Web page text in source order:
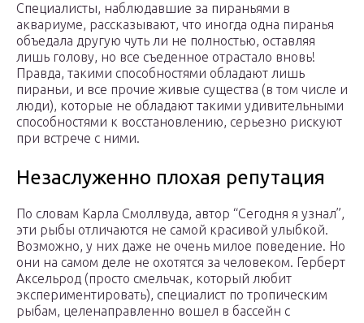
Специалисты, наблюдавшие за пираньями в
аквариуме, рассказывают, что иногда одна пиранья
объедала другую чуть ли не полностью, оставляя
лишь голову, но все съеденное отрастало вновь!
Правда, такими способностями обладают лишь
пираньи, и все прочие живые существа (в том числе и
люди), которые не обладают такими удивительными
способностями к восстановлению, серьезно рискуют
при встрече с ними.
Незаслуженно плохая репутация
По словам Карла Смоллвуда, автор “Сегодня я узнал”,
эти рыбы отличаются не самой красивой улыбкой.
Возможно, у них даже не очень милое поведение. Но
они на самом деле не охотятся за человеком. Герберт
Аксельрод (просто смельчак, который любит
экспериментировать), специалист по тропическим
рыбам, целенаправленно вошел в бассейн с